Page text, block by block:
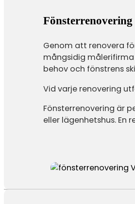
Fönsterrenovering
Genom att renovera
mångsidig
behov och fönstrens
Vid varje renovering
Fönsterrenovering är
eller lägenhetshus.